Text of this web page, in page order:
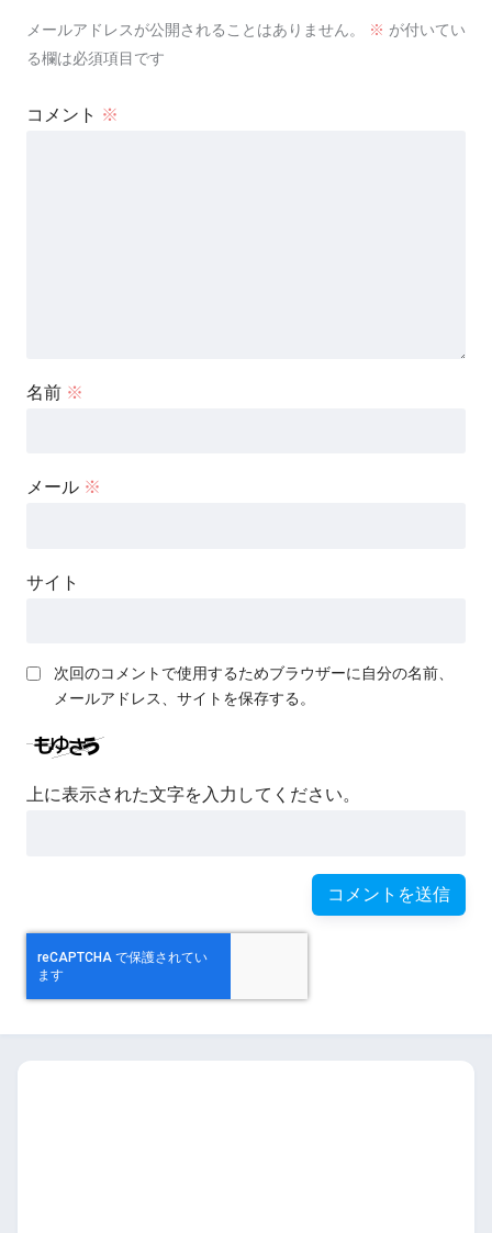
メールアドレスが公開されることはありません。 ※ が付いてい
る欄は必須項目です
コメント ※
名前 ※
メール ※
サイト
次回のコメントで使用するためブラウザーに自分の名前、
メールアドレス、サイトを保存する。
上に表示された文字を入力してください。